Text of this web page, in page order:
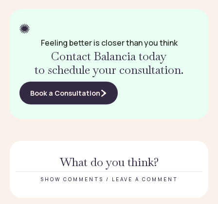
Feeling better is closer than you think
Contact Balancia today
to schedule your consultation.
Book a Consultation
What do you think?
SHOW COMMENTS / LEAVE A COMMENT